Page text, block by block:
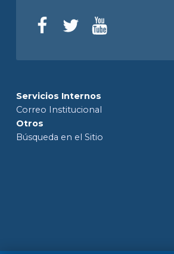
Servicios Internos
Correo Institucional
Otros
Búsqueda en el Sitio